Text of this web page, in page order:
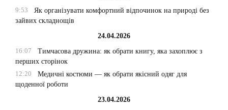
9:53
Як організувати комфортний відпочинок на природі без
зайвих складнощів
24.04.2026
16:07
Тимчасова дружина: як обрати книгу, яка захоплює з
перших сторінок
12:20
Медичні костюми — як обрати якісний одяг для
щоденної роботи
23.04.2026